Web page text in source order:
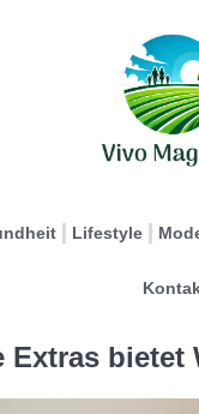
Lifestyle
Extras bietet